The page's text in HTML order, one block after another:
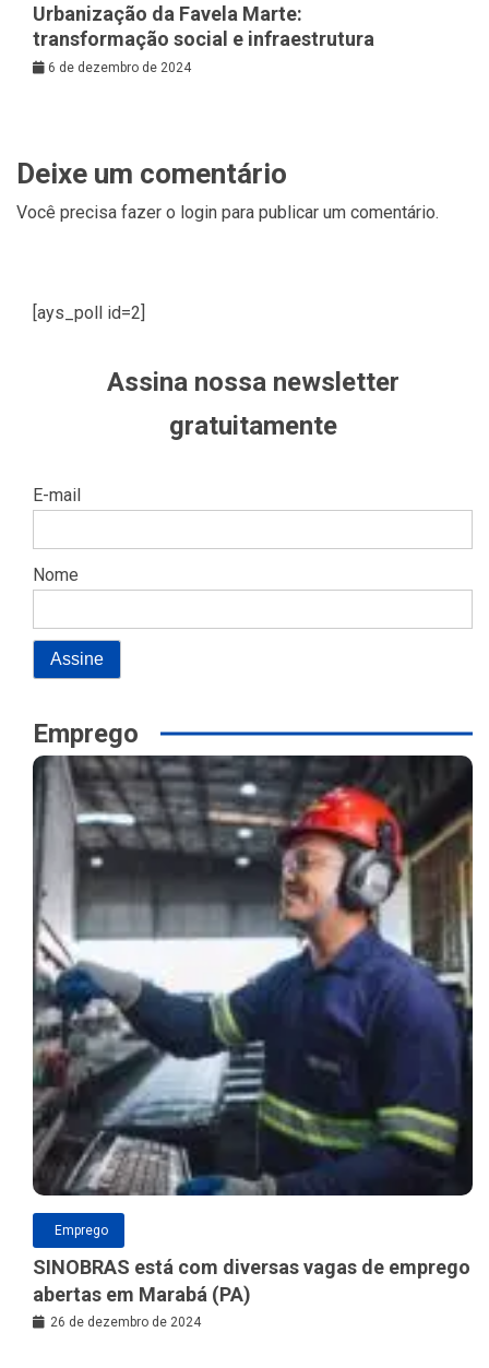
Urbanização da Favela Marte:
transformação social e infraestrutura
6 de dezembro de 2024
Deixe um comentário
Você precisa fazer o login para publicar um comentário.
[ays_poll id=2]
Assina nossa newsletter
gratuitamente
E-mail
Nome
Emprego
Emprego
SINOBRAS está com diversas vagas de emprego
abertas em Marabá (PA)
26 de dezembro de 2024